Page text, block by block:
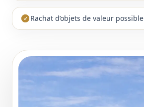
Rachat d’objets de valeur possible